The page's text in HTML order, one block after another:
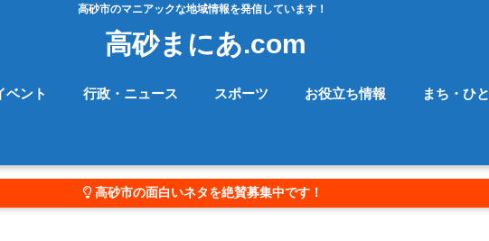
高砂市のマニアックな地域情報を発信しています！
高砂まにあ.com
ベント 行政・ニュース スポーツ お役立ち情報 まち・ひと
高砂市の面白いネタを絶賛募集中です！